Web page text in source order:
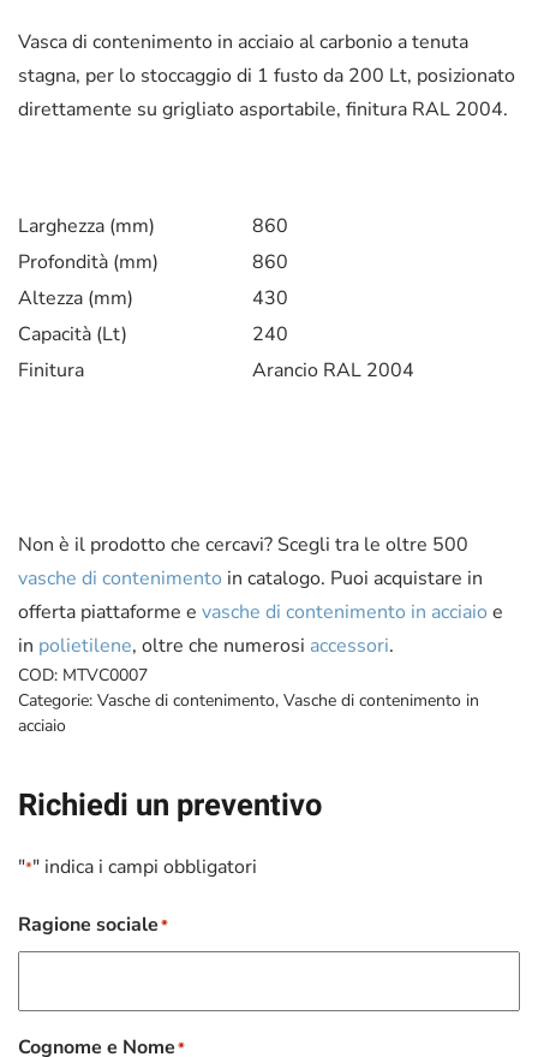
Vasca di contenimento in acciaio al carbonio a tenuta
stagna, per lo stoccaggio di 1 fusto da 200 Lt, posizionato
direttamente su grigliato asportabile, finitura RAL 2004.
Larghezza (mm)
860
Profondità (mm)
860
Altezza (mm)
430
Capacità (Lt)
240
Finitura
Arancio RAL 2004
Non è il prodotto che cercavi? Scegli tra le oltre 500
vasche di contenimento in catalogo. Puoi acquistare in
offerta piattaforme e vasche di contenimento in acciaio e
in polietilene, oltre che numerosi accessori.
COD: MTVC0007
Categorie: Vasche di contenimento, Vasche di contenimento in
acciaio
Richiedi un preventivo
"*" indica i campi obbligatori
Ragione sociale*
Cognome e Nome*